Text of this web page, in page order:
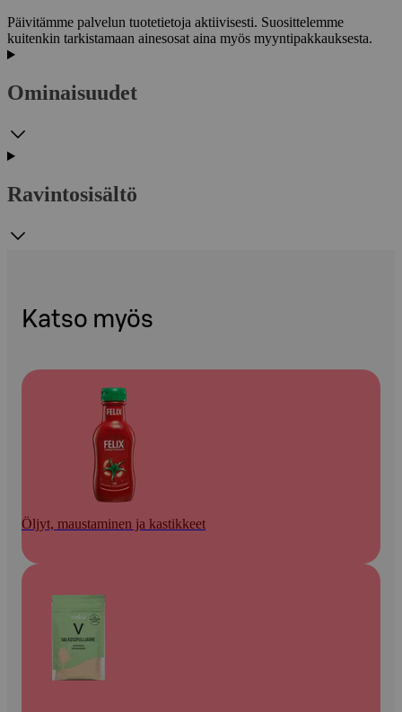
Päivitämme palvelun tuotetietoja aktiivisesti. Suosittelemme
kuitenkin tarkistamaan ainesosat aina myös myyntipakkauksesta.
Ominaisuudet
Ravintosisältö
Katso myös
Öljyt, maustaminen ja kastikkeet